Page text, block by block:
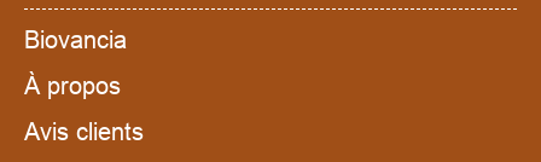
Biovancia
À propos
Avis clients